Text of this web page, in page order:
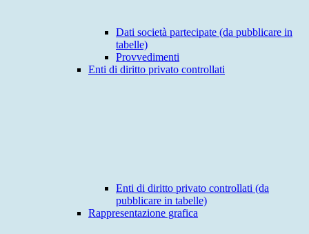
Dati società partecipate (da pubblicare in
tabelle)
Provvedimenti
Enti di diritto privato controllati
Enti di diritto privato controllati (da
pubblicare in tabelle)
Rappresentazione grafica